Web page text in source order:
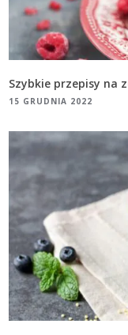
Szybkie przepisy na
15 GRUDNIA 2022